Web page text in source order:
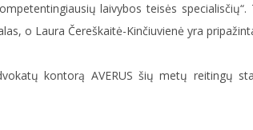
laivybos teisės
o Laura Čereškaitė-Kinčiuvienė yra
kontorą AVERUS šių metų reitingų